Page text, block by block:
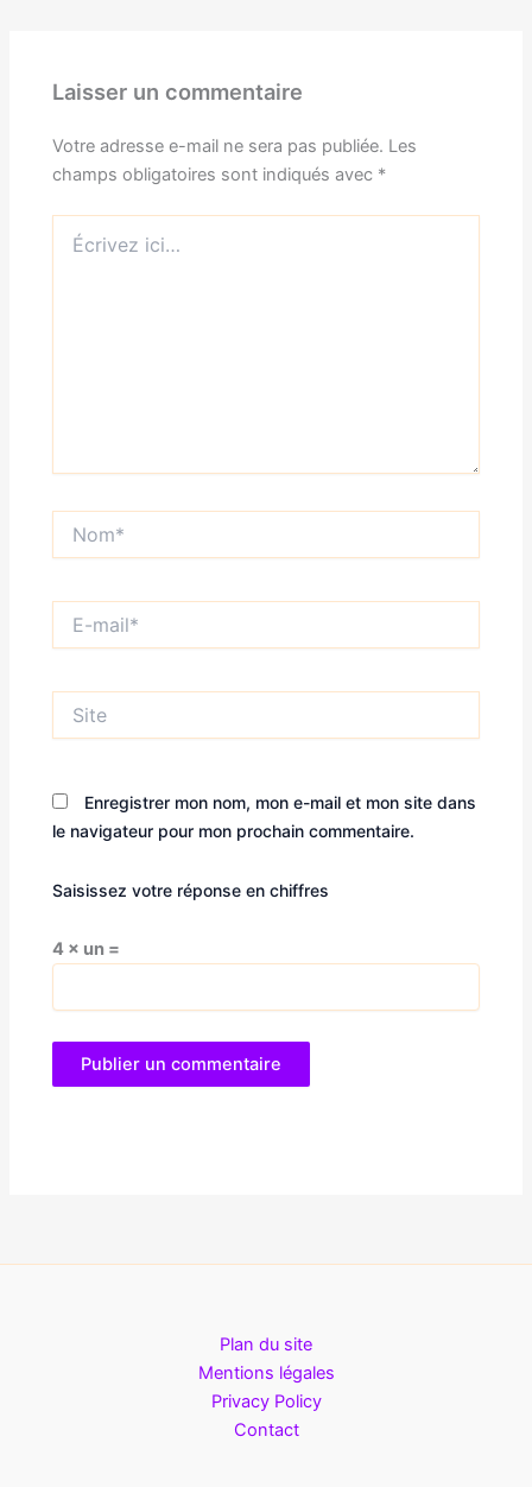
Laisser un commentaire
Votre adresse e-mail ne sera pas publiée. Les
champs obligatoires sont indiqués avec *
ici…
mail*
Enregistrer mon nom, mon e-mail et mon site dans
le navigateur pour mon prochain commentaire.
Saisissez votre réponse en chiffres
4 × un =
Plan du site
Mentions légales
Privacy Policy
Contact